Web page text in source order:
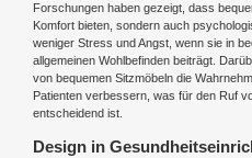
Forschungen haben gezeigt, dass
Komfort bieten, sondern auch
weniger Stress und Angst, wenn sie in
allgemeinen Wohlbefinden beiträgt.
von bequemen Sitzmöbeln die
Patienten verbessern, was für den Ruf
entscheidend ist.
Design in